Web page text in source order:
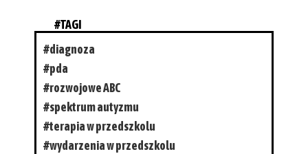
#TAGI
#diagnoza
#pda
#rozwojowe ABC
#spektrum autyzmu
#terapia w przedszkolu
#wydarzenia w przedszkolu